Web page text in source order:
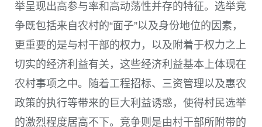
举呈现出高参与率和高动荡性并存的特征。选举竞
争既包括来自农村的“面子”以及身份地位的因素，
更重要的是与村干部的权力，以及附着于权力之上
切实的经济利益有关，这些经济利益基本上体现在
农村事项之中。随着工程招标、三资管理以及惠农
政策的执行等带来的巨大利益诱惑，使得村民选举
的激烈程度居高不下。竞争则是由村干部所附带的